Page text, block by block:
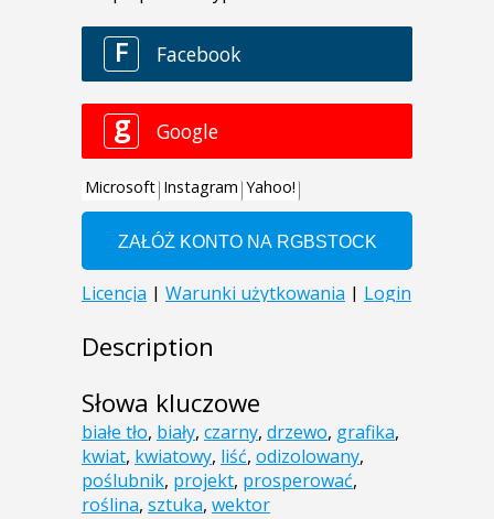
Description
Słowa kluczowe
białe tło, biały, czarny, drzewo, grafika,
kwiat, kwiatowy, liść, odizolowany,
poślubnik, projekt, prosperować,
roślina, sztuka, wektor